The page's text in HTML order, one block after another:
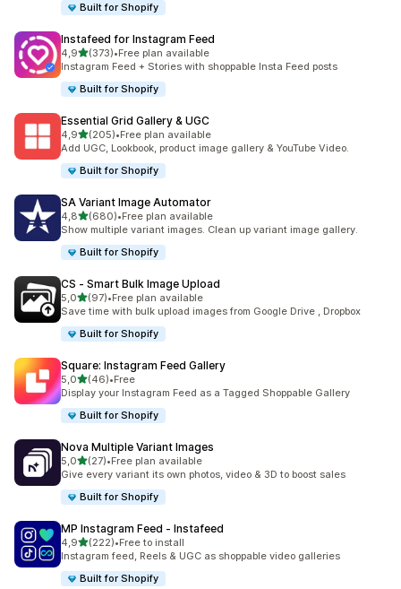
Built for Shopify
Instafeed for Instagram Feed
4,95 yıldız üzerinden
(373)
toplam 373 değerlendirme
•Free plan available
Instagram Feed + Stories with shoppable Insta Feed posts
Built for Shopify
Essential Grid Gallery & UGC
4,95 yıldız üzerinden
(205)
toplam 205 değerlendirme
•Free plan available
Add UGC, Lookbook, product image gallery & YouTube Video.
Built for Shopify
SA Variant Image Automator
4,85 yıldız üzerinden
(680)
toplam 680 değerlendirme
•Free plan available
Show multiple variant images. Clean up variant image gallery.
Built for Shopify
CS ‑ Smart Bulk Image Upload
5,05 yıldız üzerinden
(97)
toplam 97 değerlendirme
•Free plan available
Save time with bulk upload images from Google Drive , Dropbox
Built for Shopify
Square: Instagram Feed Gallery
5,05 yıldız üzerinden
(46)
toplam 46 değerlendirme
•Free
Display your Instagram Feed as a Tagged Shoppable Gallery
Built for Shopify
Nova Multiple Variant Images
5,05 yıldız üzerinden
(27)
toplam 27 değerlendirme
•Free plan available
Give every variant its own photos, video & 3D to boost sales
Built for Shopify
MP Instagram Feed ‑ Instafeed
4,95 yıldız üzerinden
(222)
toplam 222 değerlendirme
•Free to install
Instagram feed, Reels & UGC as shoppable video galleries
Built for Shopify